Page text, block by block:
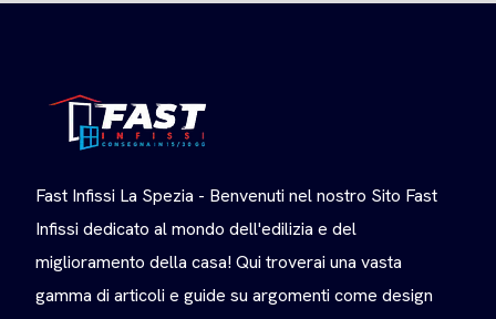
Fast Infissi La Spezia - Benvenuti nel nostro Sito Fast
Infissi dedicato al mondo dell'edilizia e del
miglioramento della casa! Qui troverai una vasta
gamma di articoli e guide su argomenti come design